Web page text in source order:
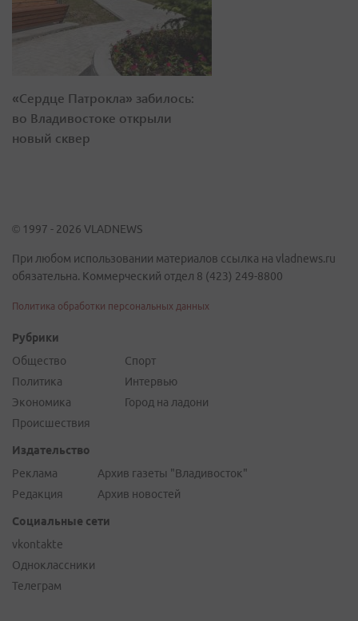
«Сердце Патрокла» забилось:
во Владивостоке открыли
новый сквер
© 1997 - 2026 VLADNEWS
При любом использовании материалов ссылка на vladnews.ru
обязательна. Коммерческий отдел 8 (423) 249-8800
Политика обработки персональных данных
Рубрики
Общество
Политика
Экономика
Происшествия
Спорт
Интервью
Город на ладони
Издательство
Реклама
Редакция
Архив газеты "Владивосток"
Архив новостей
Социальные сети
vkontakte
Одноклассники
Телеграм